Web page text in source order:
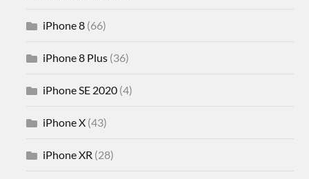
iPhone 8 (66)
iPhone 8 Plus (36)
iPhone SE 2020 (4)
iPhone X (43)
iPhone XR (28)